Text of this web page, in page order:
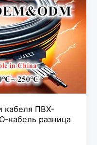
кабеля ПВХ-
кабель разница